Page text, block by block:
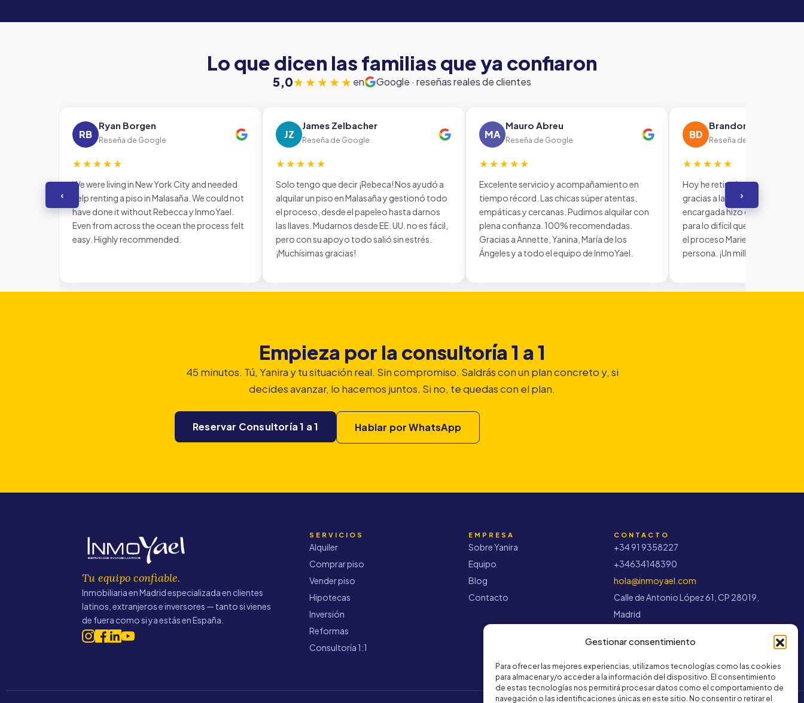
Gestionar consentimiento
Para ofrecer las mejores experiencias, utilizamos tecnologías como las cookies
para almacenar y/o acceder a la información del dispositivo. El consentimiento
de estas tecnologías nos permitirá procesar datos como el comportamiento de
navegación o las identificaciones únicas en este sitio. No consentir o retirar el
Lo que dicen las familias que ya confiaron
5,0★★★★★en Google · reseñas reales de clientes
‹
RB
Ryan Borgen
Reseña de Google
★★★★★
We were living in New York City and needed
help renting a piso in Malasaña. We could not
have done it without Rebecca y InmoYael.
Even from across the ocean the process felt
easy. Highly recommended.
JZ
James Zelbacher
Reseña de Google
★★★★★
Solo tengo que decir ¡Rebeca! Nos ayudó a
alquilar un piso en Malasaña y gestionó todo
el proceso, desde el papeleo hasta darnos
las llaves. Mudarnos desde EE. UU. no es fácil,
pero con su apoyo todo salió sin estrés.
¡Muchísimas gracias!
MA
Mauro Abreu
Reseña de Google
★★★★★
Excelente servicio y acompañamiento en
tiempo récord. Las chicas súper atentas,
empáticas y cercanas. Pudimos alquilar con
plena confianza. 100% recomendadas.
Gracias a Annette, Yanina, María de los
Ángeles y a todo el equipo de InmoYael.
BD
Brandon De la rosa
Reseña de Google
★★★★★
Hoy he retirado las llaves de
gracias a la ayuda de InmoYael.
encargada hizo que todo
para lo difícil que está Madrid
el proceso Marie Lucena, una
persona. ¡Un millón de gracias!
›
Empieza por la consultoría 1 a 1
45 minutos. Tú, Yanira y tu situación real. Sin compromiso. Saldrás con un plan concreto y, si
decides avanzar, lo hacemos juntos. Si no, te quedas con el plan.
Reservar Consultoría 1 a 1 Hablar por WhatsApp
Tu equipo confiable.
Inmobiliaria en Madrid especializada en clientes
latinos, extranjeros e inversores — tanto si vienes
de fuera como si ya estás en España.
SERVICIOS
Alquiler
Comprar piso
Vender piso
Hipotecas
Inversión
Reformas
Consultoría 1:1
EMPRESA
Sobre Yanira
Equipo
Blog
Contacto
CONTACTO
+34 91 9358227
+34634148390
hola@inmoyael.com
Calle de Antonio López 61, CP 28019,
Madrid